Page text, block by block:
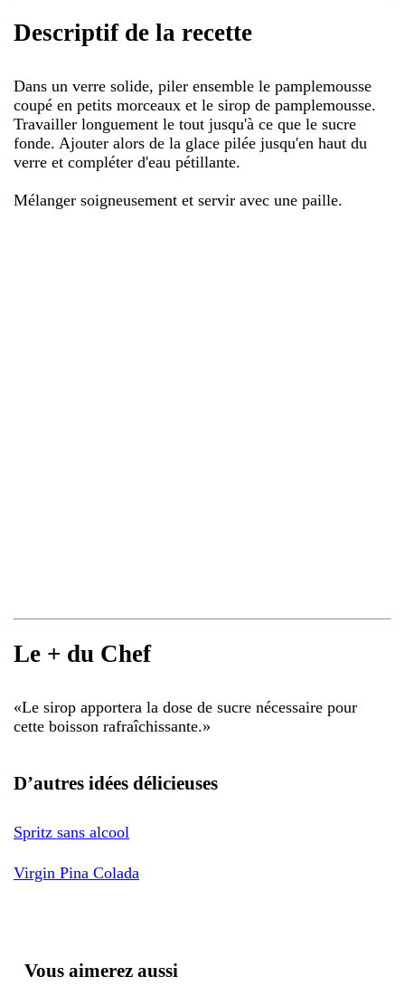
Descriptif de la recette
Dans un verre solide, piler ensemble le pamplemousse
coupé en petits morceaux et le sirop de pamplemousse.
Travailler longuement le tout jusqu'à ce que le sucre
fonde. Ajouter alors de la glace pilée jusqu'en haut du
verre et compléter d'eau pétillante.
Mélanger soigneusement et servir avec une paille.
Le + du Chef
«Le sirop apportera la dose de sucre nécessaire pour
cette boisson rafraîchissante.»
D’autres idées délicieuses
Spritz sans alcool
Virgin Pina Colada
Vous aimerez aussi